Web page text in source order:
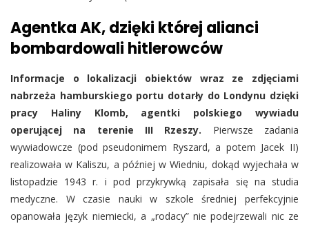
Agentka AK, dzięki której alianci
bombardowali hitlerowców
Informacje o lokalizacji obiektów wraz ze zdjęciami
nabrzeża hamburskiego portu dotarły do Londynu dzięki
pracy Haliny Klomb, agentki polskiego wywiadu
operującej na terenie III Rzeszy. Pierwsze zadania
wywiadowcze (pod pseudonimem Ryszard, a potem Jacek II)
realizowała w Kaliszu, a później w Wiedniu, dokąd wyjechała w
listopadzie 1943 r. i pod przykrywką zapisała się na studia
medyczne. W czasie nauki w szkole średniej perfekcyjnie
opanowała język niemiecki, a „rodacy” nie podejrzewali nic ze